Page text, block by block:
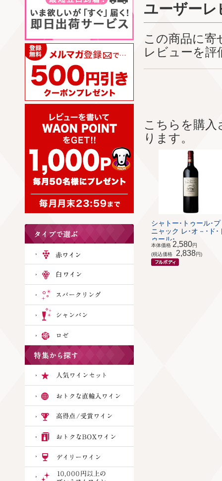
ユーザーレ
この商品に
レビューを評
こちらを購
ります。
シャトー･トゥール･プ
ニャック レ･オ－･ド･
ゥール･...
本体価格 2,580円
(税込価格
2,838円)